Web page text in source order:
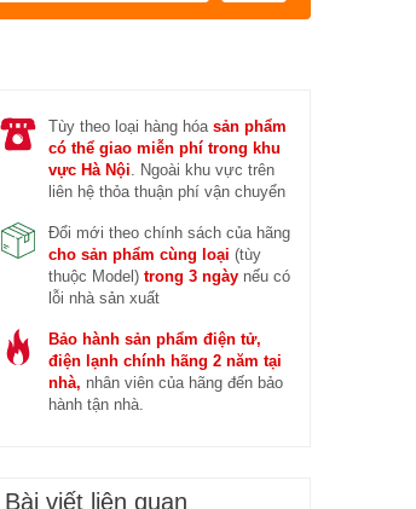
Tùy theo loại hàng hóa sản phẩm
có thể giao miễn phí trong khu
vực Hà Nội. Ngoài khu vực trên
liên hệ thỏa thuận phí vận chuyển
Đổi mới theo chính sách của hãng
cho sản phẩm cùng loại (tùy
thuộc Model) trong 3 ngàynếu có
lỗi nhà sản xuất
Bảo hành sản phẩm điện tử,
điện lạnh chính hãng 2 năm tại
nhà, nhân viên của hãng đến bảo
hành tận nhà.
Bài viết liên quan